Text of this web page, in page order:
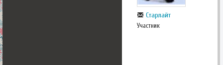
Старлайт
Участник